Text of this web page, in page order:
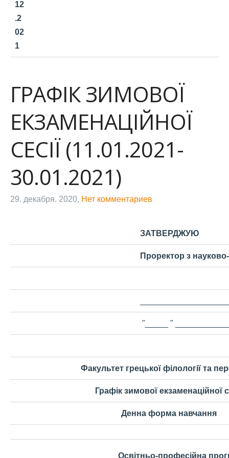
12
.2
02
1
ГРАФІК ЗИМОВОЇ
ЕКЗАМЕНАЦІЙНОЇ
СЕСІЇ (11.01.2021-
30.01.2021)
29. декабря. 2020, Нет комментариев
ЗАТВЕРДЖУЮ
Проректор з
"_____ "
Факультет грецької філології та
Графік зимової екзаменаційної
Денна форма навчання
Освітньо-професійна